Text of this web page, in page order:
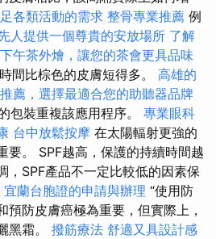
各類活動的需求 整骨專業推薦 例
人提供一個尊貴的安放場所 了解
下午茶外燴，讓您的茶會更具品味
間比棕色的皮膚短得多。 高雄的
薦，選擇最適合您的助聽器品牌
包裝重複該應用程序。 專業眼科
台中放鬆按摩 在太陽輻射更強的
要。 SPF越高，保護的持續時間越
，SPF產品不一定比較低的因素保
宜蘭台胞證的申請與辦理 “使用防
預防皮膚癌極為重要，但實際上，
黑霜。 撥筋療法 舒適又具設計感